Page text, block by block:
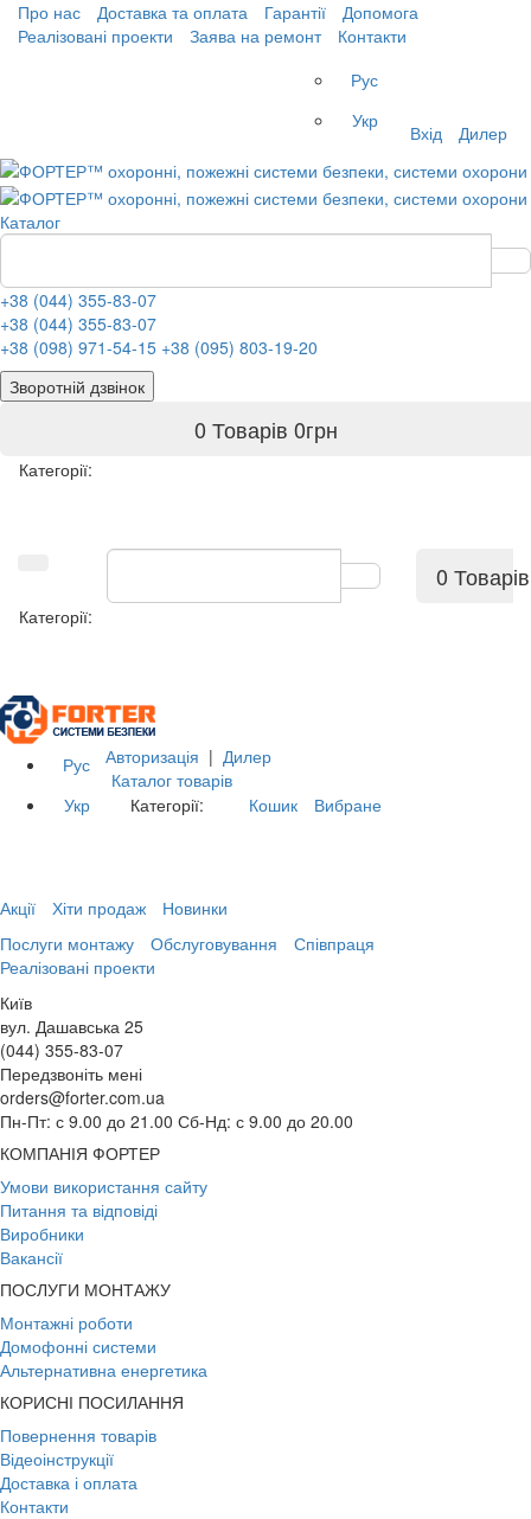
Про нас Доставка та оплата Гарантії
Допомога
Реалізовані проекти
Заява на ремонт
Контакти
Рус
Укр
Вхід Дилер
Каталог
+38 (044) 355-83-07
+38 (044) 355-83-07
+38 (098) 971-54-15 +38 (095) 803-19-20
Зворотній дзвінок
0 Товарів 0грн
Категорії:
0 Товарів
Категорії:
Рус
Укр
Авторизація | Дилер
Каталог товарів
Категорії:
Кошик Вибране
Акції Хіти продаж
Новинки
Послуги монтажу
Обслуговування
Співпраця
Реалізовані проекти
Київ
вул. Дашавська 25
(044) 355-83-07
Передзвоніть мені
orders@forter.com.ua
Пн-Пт: с 9.00 до 21.00 Сб-Нд: с 9.00 до 20.00
КОМПАНІЯ ФОРТЕР
Умови використання сайту
Питання та відповіді
Виробники
Вакансії
ПОСЛУГИ МОНТАЖУ
Монтажні роботи
Домофонні системи
Альтернативна енергетика
КОРИСНІ ПОСИЛАННЯ
Повернення товарів
Відеоінструкції
Доставка і оплата
Контакти